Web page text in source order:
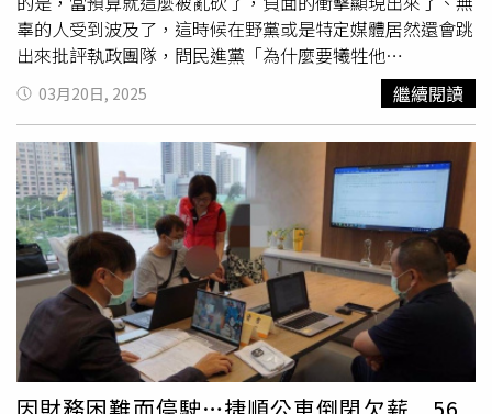
捨，為他們抱屈，並且為他們「不忘初衷」的堅持，感到榮
幸。至於新冠快篩的問題，高金素梅指出，大家想必都還記
得當年疫苗和快篩都兩缺的緊急情況吧！那個時候，不但人
民恐慌，缺乏資源的原住民部落情況更是嚴峻！當他們紛紛
打電話來緊急求助的時候，身為一個立法委員難道可以視而
不見，見死不救嗎？高金素梅表示，為了緊急解決這樣的危
機，她在網路上呼籲各界能捐贈口罩和快篩給部落，也謝謝
各界溫暖地捐贈和支援，讓原住民部落得到了及時的守護。
她也提到，當年要到各部落甚至於疫區去發放快篩其實是非
常辛苦的，必須穿上雨衣、雨鞋，戴上三層口罩，挨家挨戶
地去部落、照護機構等地發放。她無法理解為什麼5年前救
命防疫的人民義舉，現在竟然會成為被起訴的依據呢？高金
素梅說，從2月10日到今天，雖然她經常感到身心俱疲，但
總會有很多認識和不認識的朋友為她打氣，給了她很大的力
量，也謝謝她團隊裡的每一位夥伴在這段時間以來頂住壓
辜的人受到波及了，這時候在野黨或是特定媒體居然還會跳
出來批評執政團隊，問民進黨「為什麼要犧牲他
（們）？」。洪申翰加碼爆料，有位勞動部內年輕的基層同
仁，私底下無奈的對他說，「我們當一個公務人員，這麼認
真工作，立法院為什麼要讓我們這麼沒尊嚴？」，洪申翰也
替其他政府機關抱屈，這樣令人痛心的現象，不僅發生在勞
動部，而是發生在所有被亂砍預算的公務機關。洪申翰也不
滿，當行政部會如實說明，無法提供衛生紙、要拔燈管了，
在野黨委員還會用總質詢，酸這是部會在「賣慘」、「哭
窮」；當給民眾的服務或補助，因為砍預算而被迫縮減時，
在野黨還要甩鍋部會「我又沒叫你減少補助」、「都是你優
先犧牲弱勢」；當業務服務人力也不得不裁減時，還要再罵
部會狠心「先拿基層或艱苦人開刀」。​洪申翰強調，勞動部
因為預算被砍「並沒有優先犧牲誰」，因為影響是全面的，
如果在野黨跟特定媒體要罵「為什麼犧牲他（們）？」或
03月20日, 2025 繼續閱讀